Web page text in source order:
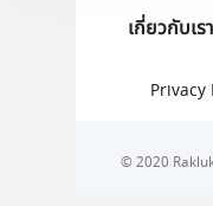
เกี่ยวกับเรา
Privacy
© 2020